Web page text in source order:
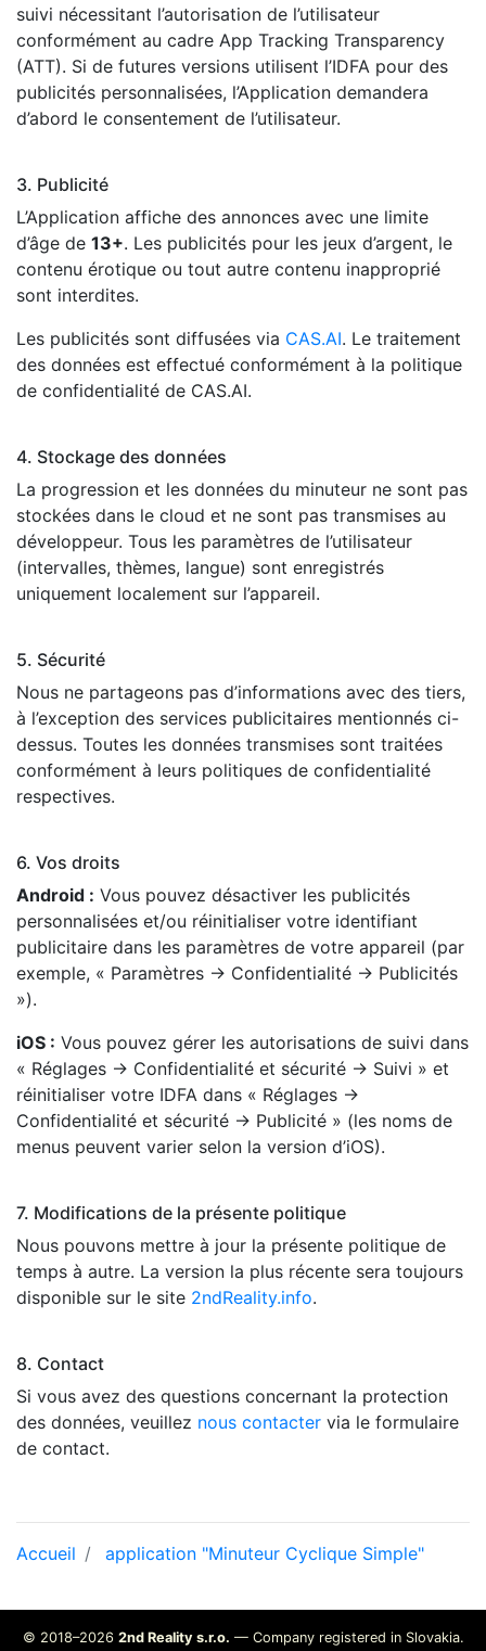
suivi nécessitant l’autorisation de l’utilisateur
conformément au cadre App Tracking Transparency
(ATT). Si de futures versions utilisent l’IDFA pour des
publicités personnalisées, l’Application demandera
d’abord le consentement de l’utilisateur.
3. Publicité
L’Application affiche des annonces avec une limite
d’âge de 13+. Les publicités pour les jeux d’argent, le
contenu érotique ou tout autre contenu inapproprié
sont interdites.
Les publicités sont diffusées via CAS.AI. Le traitement
des données est effectué conformément à la politique
de confidentialité de CAS.AI.
4. Stockage des données
La progression et les données du minuteur ne sont pas
stockées dans le cloud et ne sont pas transmises au
développeur. Tous les paramètres de l’utilisateur
(intervalles, thèmes, langue) sont enregistrés
uniquement localement sur l’appareil.
5. Sécurité
Nous ne partageons pas d’informations avec des tiers,
à l’exception des services publicitaires mentionnés ci-
dessus. Toutes les données transmises sont traitées
conformément à leurs politiques de confidentialité
respectives.
6. Vos droits
Android : Vous pouvez désactiver les publicités
personnalisées et/ou réinitialiser votre identifiant
publicitaire dans les paramètres de votre appareil (par
exemple, « Paramètres → Confidentialité → Publicités
»).
iOS : Vous pouvez gérer les autorisations de suivi dans
« Réglages → Confidentialité et sécurité → Suivi » et
réinitialiser votre IDFA dans « Réglages →
Confidentialité et sécurité → Publicité » (les noms de
menus peuvent varier selon la version d’iOS).
7. Modifications de la présente politique
Nous pouvons mettre à jour la présente politique de
temps à autre. La version la plus récente sera toujours
disponible sur le site 2ndReality.info.
8. Contact
Si vous avez des questions concernant la protection
des données, veuillez nous contacter via le formulaire
de contact.
Accueil application "Minuteur Cyclique Simple"
© 2018–2026 2nd Reality s.r.o. — Company registered in Slovakia.